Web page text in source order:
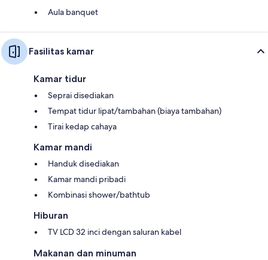
Aula banquet
Fasilitas kamar
Kamar tidur
Seprai disediakan
Tempat tidur lipat/tambahan (biaya tambahan)
Tirai kedap cahaya
Kamar mandi
Handuk disediakan
Kamar mandi pribadi
Kombinasi shower/bathtub
Hiburan
TV LCD 32 inci dengan saluran kabel
Makanan dan minuman